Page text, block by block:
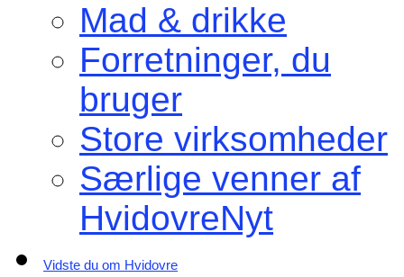
Mad & drikke
Forretninger, du
bruger
Store virksomheder
Særlige venner af
HvidovreNyt
Vidste du om Hvidovre